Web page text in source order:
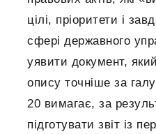
цілі, пріоритети і
сфері державного
уявити документ,
опису точніше за
20 вимагає, за
підготувати звіт із